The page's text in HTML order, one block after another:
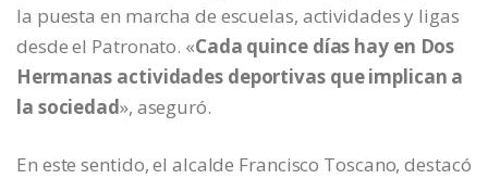
la puesta en marcha de escuelas, actividades y ligas
desde el Patronato. «Cada quince días hay en Dos
Hermanas actividades deportivas que implican a
la sociedad», aseguró.
En este sentido, el alcalde Francisco Toscano, destacó